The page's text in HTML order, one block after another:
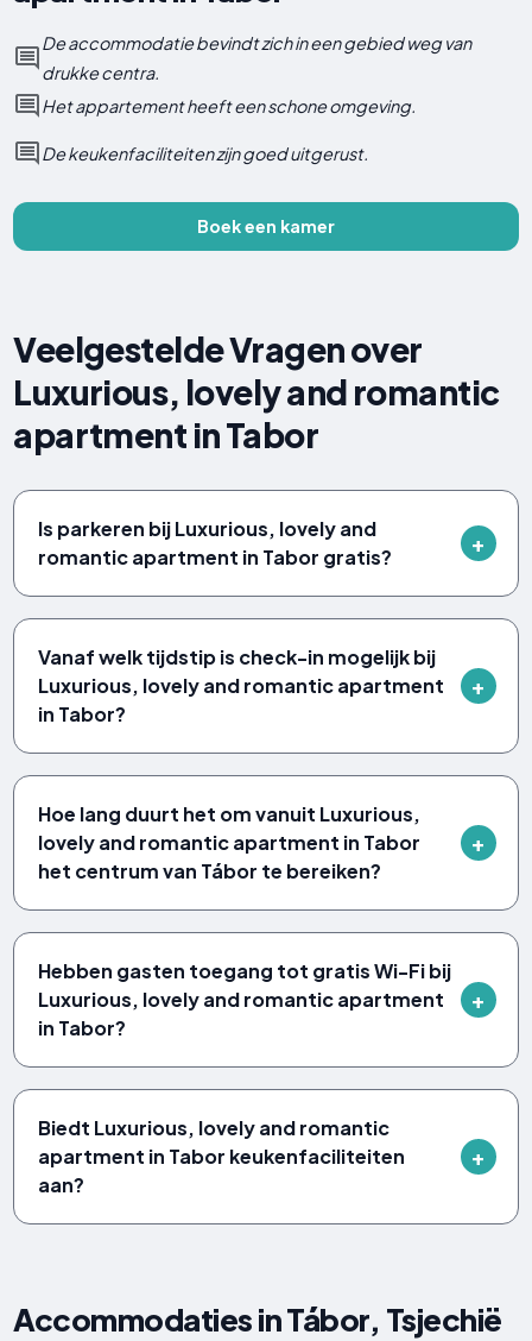
De accommodatie bevindt zich in een gebied weg van
drukke centra.
Het appartement heeft een schone omgeving.
De keukenfaciliteiten zijn goed uitgerust.
Boek een kamer
Veelgestelde Vragen over
Luxurious, lovely and romantic
apartment in Tabor
Is parkeren bij Luxurious, lovely and
romantic apartment in Tabor gratis?
Vanaf welk tijdstip is check-in mogelijk bij
Luxurious, lovely and romantic apartment
in Tabor?
Hoe lang duurt het om vanuit Luxurious,
lovely and romantic apartment in Tabor
het centrum van Tábor te bereiken?
Hebben gasten toegang tot gratis Wi-Fi bij
Luxurious, lovely and romantic apartment
in Tabor?
Biedt Luxurious, lovely and romantic
apartment in Tabor keukenfaciliteiten
aan?
Accommodaties in Tábor, Tsjechië